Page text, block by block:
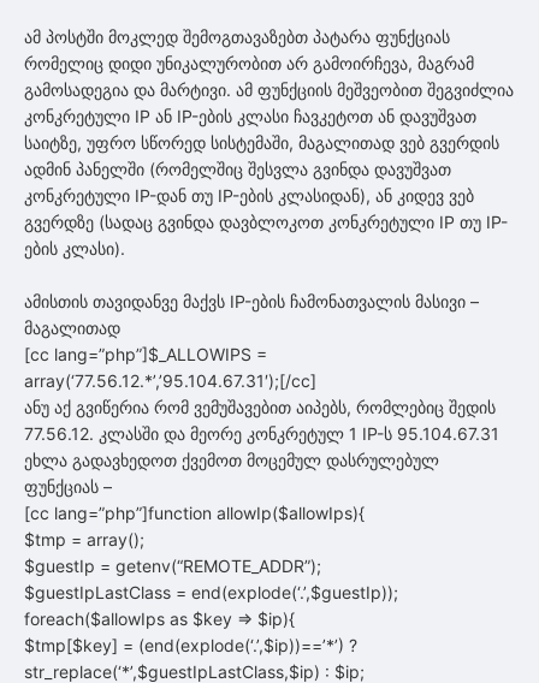
ამ პოსტში მოკლედ შემოგთავაზებთ პატარა ფუნქციას
რომელიც დიდი უნიკალურობით არ გამოირჩევა, მაგრამ
გამოსადეგია და მარტივი. ამ ფუნქციის მეშვეობით შეგვიძლია
კონკრეტული IP ან IP-ების კლასი ჩავკეტოთ ან დავუშვათ
საიტზე, უფრო სწორედ სისტემაში, მაგალითად ვებ გვერდის
ადმინ პანელში (რომელშიც შესვლა გვინდა დავუშვათ
კონკრეტული IP-დან თუ IP-ების კლასიდან), ან კიდევ ვებ
გვერდზე (სადაც გვინდა დავბლოკოთ კონკრეტული IP თუ IP-
ების კლასი).
ამისთის თავიდანვე მაქვს IP-ების ჩამონათვალის მასივი –
მაგალითად
[cc lang=”php”]$_ALLOWIPS =
array(‘77.56.12.*’,’95.104.67.31′);[/cc]
ანუ აქ გვიწერია რომ ვემუშავებით აიპებს, რომლებიც შედის
77.56.12. კლასში და მეორე კონკრეტულ 1 IP-ს 95.104.67.31
ეხლა გადავხედოთ ქვემოთ მოცემულ დასრულებულ
ფუნქციას –
[cc lang=”php”]function allowIp($allowIps){
$tmp = array();
$guestIp = getenv(“REMOTE_ADDR”);
$guestIpLastClass = end(explode(‘.’,$guestIp));
foreach($allowIps as $key => $ip){
$tmp[$key] = (end(explode(‘.’,$ip))==’*’) ?
str_replace(‘*’,$guestIpLastClass,$ip) : $ip;